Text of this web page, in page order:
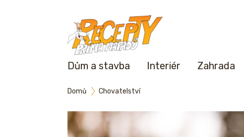
Dům a stavba Interiér Zahrada
Domů Chovatelství